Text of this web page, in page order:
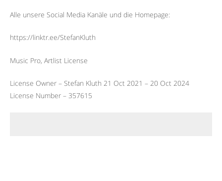
Alle unsere Social Media Kanäle und die Homepage:
https://linktr.ee/StefanKluth
Music Pro, Artlist License
License Owner – Stefan Kluth 21 Oct 2021 – 20 Oct 2024
License Number – 357615